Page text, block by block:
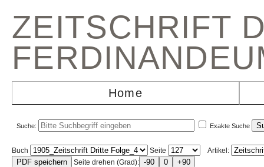
ZEITSCHRIFT
Home
Suche: Exakte Suche
Buch Seite
Artikel:
Seite drehen (Grad):